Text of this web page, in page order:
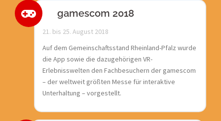
gamescom 2018
21. bis 25. August 2018
Auf dem Gemeinschaftsstand Rheinland-Pfalz wurde
die App sowie die dazugehörigen VR-
Erlebnisswelten den Fachbesuchern der gamescom
– der weltweit größten Messe für interaktive
Unterhaltung – vorgestellt.